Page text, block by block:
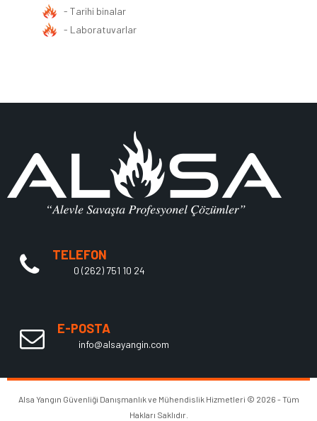
- Tarihi binalar
- Laboratuvarlar
TELEFON
0 (262) 751 10 24
E-POSTA
info@alsayangin.com
Alsa Yangın Güvenliği Danışmanlık ve Mühendislik Hizmetleri © 2026 - Tüm
Hakları Saklıdır.